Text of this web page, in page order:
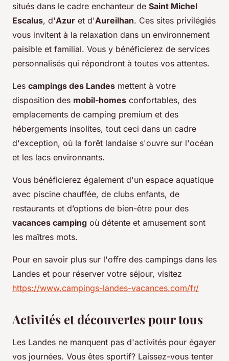
situés dans le cadre enchanteur de Saint Michel
Escalus, d'Azur et d'Aureilhan. Ces sites privilégiés
vous invitent à la relaxation dans un environnement
paisible et familial. Vous y bénéficierez de services
personnalisés qui répondront à toutes vos attentes.
Les campings des Landes mettent à votre
disposition des mobil-homes confortables, des
emplacements de camping premium et des
hébergements insolites, tout ceci dans un cadre
d'exception, où la forêt landaise s'ouvre sur l'océan
et les lacs environnants.
Vous bénéficierez également d'un espace aquatique
avec piscine chauffée, de clubs enfants, de
restaurants et d’options de bien-être pour des
vacances camping où détente et amusement sont
les maîtres mots.
Pour en savoir plus sur l'offre des campings dans les
Landes et pour réserver votre séjour, visitez
https://www.campings-landes-vacances.com/fr/
Activités et découvertes pour tous
Les Landes ne manquent pas d'activités pour égayer
vos journées. Vous êtes sportif? Laissez-vous tenter